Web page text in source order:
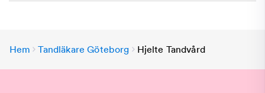
Hem Tandläkare Göteborg Hjelte Tandvård